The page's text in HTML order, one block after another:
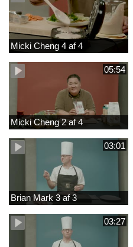
Micki Cheng 4 af 4
05:54
Micki Cheng 2 af 4
03:01
Brian Mark 3 af 3
03:27